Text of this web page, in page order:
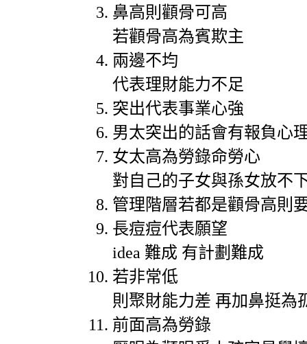
鼻高則顴骨可高
若顴骨高為賓欺主
兩邊不均
代表理財能力不足
突出代表事業心強
男太突出的話會有報負心
女太高為勞錄命勞心
對自己的子女與孫女放不
管理階層若都是顴骨高則
長痘痘代表願望
idea 難成 有計劃難成
若非常低
則聚財能力差 再加鼻挺為
前面高為勞錄